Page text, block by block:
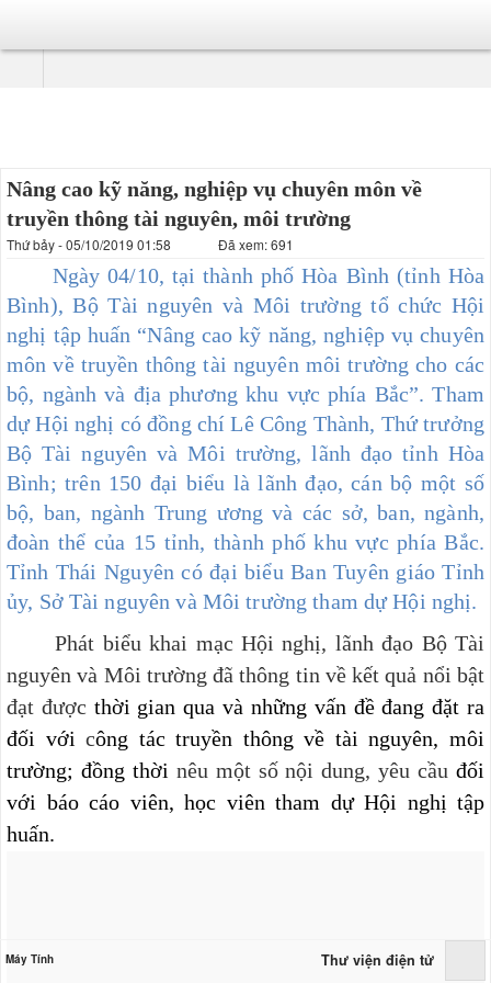
Nâng cao kỹ năng, nghiệp vụ chuyên môn về
truyền thông tài nguyên, môi trường
Thứ bảy - 05/10/2019 01:58 Đã xem: 691
Ngày 04/10, tại thành phố Hòa Bình (tỉnh Hòa
Bình), Bộ Tài nguyên và Môi trường tổ chức Hội
nghị tập huấn “Nâng cao kỹ năng, nghiệp vụ chuyên
môn về truyền thông tài nguyên môi trường cho các
bộ, ngành và địa phương khu vực phía Bắc”.Tham
dự Hội nghị có đồng chí Lê Công Thành, Thứ trưởng
Bộ Tài nguyên và Môi trường, lãnh đạo tỉnh Hòa
Bình; trên 150 đại biểu là lãnh đạo, cán bộ một số
bộ, ban, ngành Trung ương và các sở, ban, ngành,
đoàn thể của 15 tỉnh, thành phố khu vực phía Bắc.
Tỉnh Thái Nguyên có đại biểu Ban Tuyên giáo Tỉnh
ủy, Sở Tài nguyên và Môi trường tham dự Hội nghị.
Phát biểu khai mạc Hội nghị, lãnh đạo Bộ Tài
nguyên và Môi trường đã thông tin về kết quả nổi bật
đạt được thời gian qua và những vấn đề đang đặt ra
đối với công tác truyền thông về tài nguyên, môi
trường; đồng thời nêu một số nội dung, yêu cầu đối
với báo cáo viên, học viên tham dự Hội nghị tập
huấn.
Máy Tính Thư viện điện tử